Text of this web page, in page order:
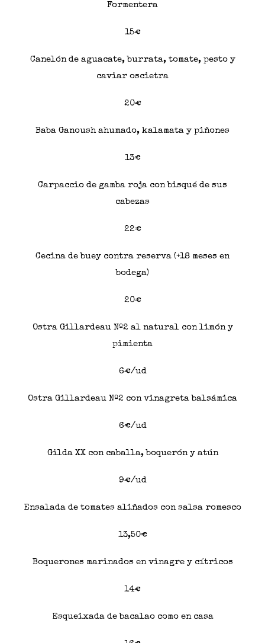
Formentera
15€
Canelón de aguacate, burrata, tomate, pesto y
caviar oscietra
20€
Baba Ganoush ahumado, kalamata y piñones
13€
Carpaccio de gamba roja con bisqué de sus
cabezas
22€
Cecina de buey contra reserva (+18 meses en
bodega)
20€
Ostra Gillardeau Nº2 al natural con limón y
pimienta
6€/ud
Ostra Gillardeau Nº2 con vinagreta balsámica
6€/ud
Gilda XX con caballa, boquerón y atún
9€/ud
Ensalada de tomates aliñados con salsa romesco
13,50€
Boquerones marinados en vinagre y cítricos
14€
Esqueixada de bacalao como en casa